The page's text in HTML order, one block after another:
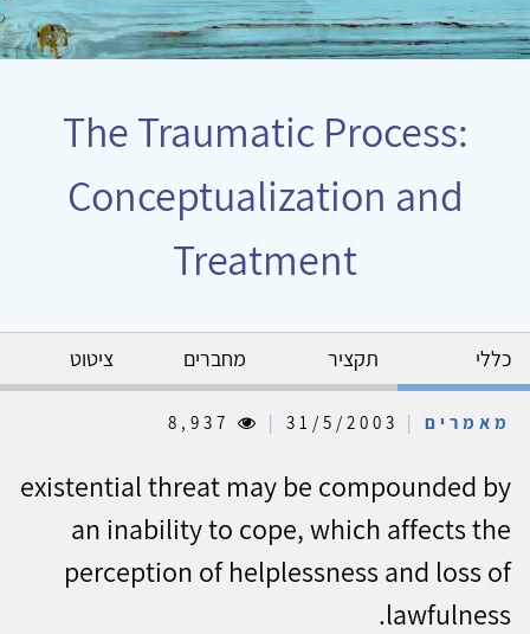
The Traumatic Process:
Conceptualization and
Treatment
כללי תקציר מחברים ציטוט
מאמרים |
|
existential threat may be compounded by
an inability to cope, which affects the
perception of helplessness and loss of
lawfulness.